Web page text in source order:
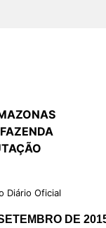
Diário Oficial
DE